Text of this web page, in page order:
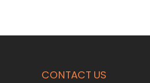
CONTACT US